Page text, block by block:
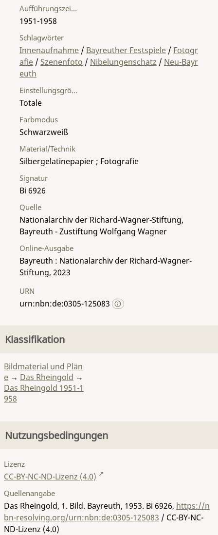
Material/Technik
Silbergelatinepapier ; Fotografie
Einstellungsgröße
Totale
Farbmodus
Schwarzweiß
Aufführungszeitraum
1951-1958
Signatur
Bi 6926
Quelle
Nationalarchiv der Richard-Wagner-Stiftung,
Bayreuth - Zustiftung Wolfgang Wagner
Schlagwörter
Innenaufnahme / Bayreuther Festspiele / Fotogr
afie / Szenenfoto / Nibelungenschatz / Neu-Bayr
euth
Online-Ausgabe
Bayreuth : Nationalarchiv der Richard-Wagner-
Stiftung, 2023
URN
urn:nbn:de:0305-125083
Klassifikation
Bildmaterial und Plän
e → Das Rheingold →
Das Rheingold 1951-1
958
Nutzungsbedingungen
Lizenz
CC-BY-NC-ND-Lizenz (4.0)
Quellenangabe
Das Rheingold, 1. Bild. Bayreuth, 1953. Bi 6926, https://n
bn-resolving.org/urn:nbn:de:0305-125083 / CC-BY-NC-
ND-Lizenz (4.0)